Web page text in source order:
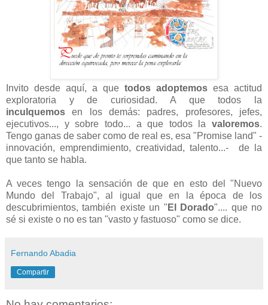
Invito desde aquí, a que todos adoptemos esa actitud
exploratoria y de curiosidad. A que todos la
inculquemos en los demás: padres, profesores, jefes,
ejecutivos..., y sobre todo... a que todos la valoremos.
Tengo ganas de saber como de real es, esa "Promise land" -
innovación, emprendimiento, creatividad, talento...- de la
que tanto se habla.
A veces tengo la sensación de que en esto del "Nuevo
Mundo del Trabajo", al igual que en la época de los
descubrimientos, también existe un " El Dorado".... que no
sé si existe o no es tan "vasto y fastuoso" como se dice.
Fernando Abadia
Compartir